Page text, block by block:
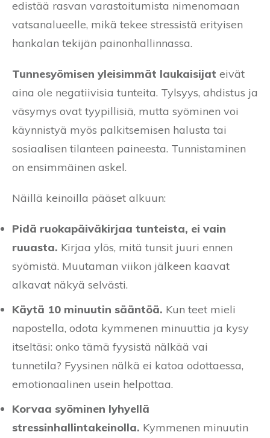
edistää rasvan varastoitumista nimenomaan
vatsanalueelle, mikä tekee stressistä erityisen
hankalan tekijän painonhallinnassa.
Tunnesyömisen yleisimmät laukaisijat eivät
aina ole negatiivisia tunteita. Tylsyys, ahdistus ja
väsymys ovat tyypillisiä, mutta syöminen voi
käynnistyä myös palkitsemisen halusta tai
sosiaalisen tilanteen paineesta. Tunnistaminen
on ensimmäinen askel.
Näillä keinoilla pääset alkuun:
Pidä ruokapäiväkirjaa tunteista, ei vain
ruuasta. Kirjaa ylös, mitä tunsit juuri ennen
syömistä. Muutaman viikon jälkeen kaavat
alkavat näkyä selvästi.
Käytä 10 minuutin sääntöä. Kun teet mieli
napostella, odota kymmenen minuuttia ja kysy
itseltäsi: onko tämä fyysistä nälkää vai
tunnetila? Fyysinen nälkä ei katoa odottaessa,
emotionaalinen usein helpottaa.
Korvaa syöminen lyhyellä
stressinhallintakeinolla. Kymmenen minuutin